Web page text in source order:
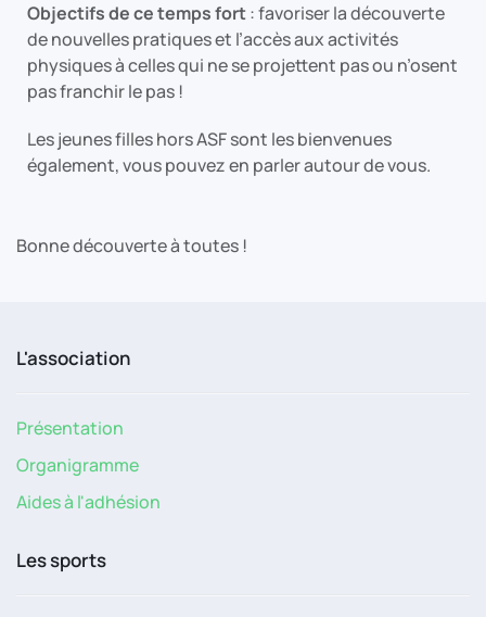
Objectifs de ce temps fort: favoriser la découverte
de nouvelles pratiques et l’accès aux activités
physiques à celles qui ne se projettent pas ou n’osent
pas franchir le pas !
Les jeunes filles hors ASF sont les bienvenues
également, vous pouvez en parler autour de vous.
Bonne découverte à toutes !
L'association
Présentation
Organigramme
Aides à l'adhésion
Les sports